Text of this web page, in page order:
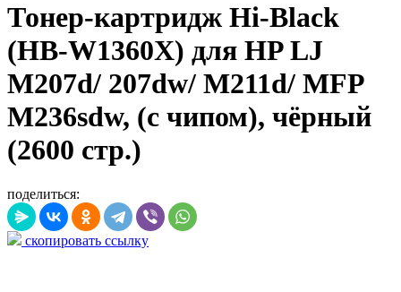
Тонер-картридж Hi-Black
(HB-W1360X) для HP LJ
M207d/ 207dw/ M211d/ MFP
M236sdw, (с чипом), чёрный
(2600 стр.)
поделиться:
скопировать ссылку